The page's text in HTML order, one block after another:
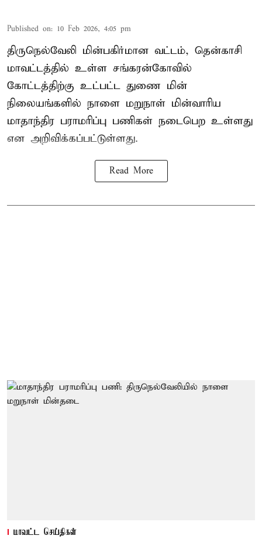
Published on: 10 Feb 2026, 4:05 pm
திருநெல்வேலி மின்பகிர்மான வட்டம், தென்காசி
மாவட்டத்தில் உள்ள சங்கரன்கோவில்
கோட்டத்திற்கு உட்பட்ட துணை மின்
நிலையங்களில் நாளை மறுநாள் மின்வாரிய
மாதாந்திர பராமரிப்பு பணிகள் நடைபெற உள்ளது
என அறிவிக்கப்பட்டுள்ளது.
Read More
மாவட்ட செய்திகள்